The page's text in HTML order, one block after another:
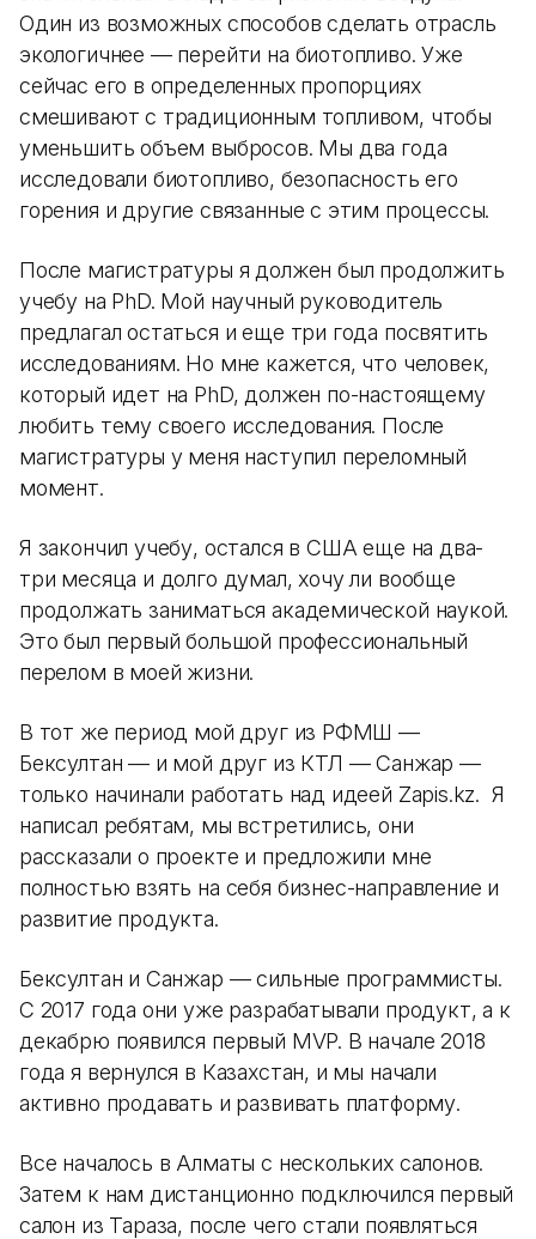
Один из возможных способов сделать отрасль
экологичнее — перейти на биотопливо. Уже
сейчас его в определенных пропорциях
смешивают с традиционным топливом, чтобы
уменьшить объем выбросов. Мы два года
исследовали биотопливо, безопасность его
горения и другие связанные с этим процессы.
После магистратуры я должен был продолжить
учебу на PhD. Мой научный руководитель
предлагал остаться и еще три года посвятить
исследованиям. Но мне кажется, что человек,
который идет на PhD, должен по-настоящему
любить тему своего исследования. После
магистратуры у меня наступил переломный
момент.
Я закончил учебу, остался в США еще на два-
три месяца и долго думал, хочу ли вообще
продолжать заниматься академической наукой.
Это был первый большой профессиональный
перелом в моей жизни.
В тот же период мой друг из РФМШ —
Бексултан — и мой друг из КТЛ — Санжар —
только начинали работать над идеей Zapis.kz. Я
написал ребятам, мы встретились, они
рассказали о проекте и предложили мне
полностью взять на себя бизнес-направление и
развитие продукта.
Бексултан и Санжар — сильные программисты.
С 2017 года они уже разрабатывали продукт, а к
декабрю появился первый MVP. В начале 2018
года я вернулся в Казахстан, и мы начали
активно продавать и развивать платформу.
Все началось в Алматы с нескольких салонов.
Затем к нам дистанционно подключился первый
салон из Тараза, после чего стали появляться